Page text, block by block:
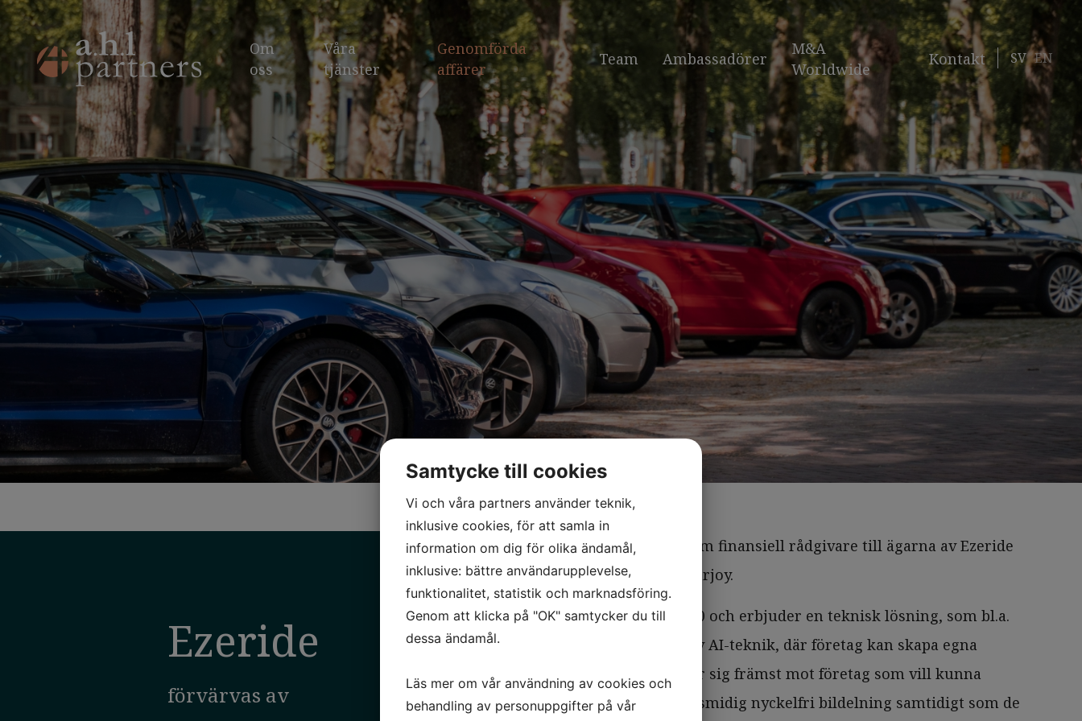
Om
oss
Våra
tjänster
Genomförda
affärer
Team Ambassadörer
M&A
Worldwide
Kontakt SV EN
Ezeride
förvärvas av
AHL Partners bistod som finansiell rådgivare till ägarna av Ezeride
vid försäljningen till Carjoy.
Ezeride grundades 2020 och erbjuder en teknisk lösning, som bl.a.
utvecklats med hjälp av AI-teknik, där företag kan skapa egna
bilpooler. Bolaget riktar sig främst mot företag som vill kunna
erbjuda sina anställda smidig nyckelfri bildelning samtidigt som de
Samtycke till cookies
Vi och våra partners använder teknik,
inklusive cookies, för att samla in
information om dig för olika ändamål,
inklusive: bättre användarupplevelse,
funktionalitet, statistik och marknadsföring.
Genom att klicka på "OK" samtycker du till
dessa ändamål.
Läs mer om vår användning av cookies och
behandling av personuppgifter på vår